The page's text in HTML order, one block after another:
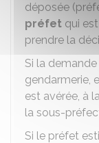
déposée
préfet qui
prendre la
Si la
gendarmerie,
est avérée, à
la sous-
Si le préfet